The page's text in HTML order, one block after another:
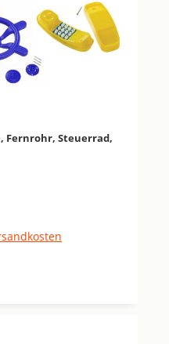
Fernrohr, Steuerrad,